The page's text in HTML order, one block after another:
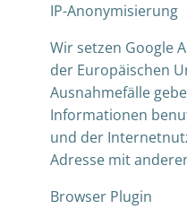
IP-Anonymisierung
Wir setzen Google
der Europäischen
Ausnahmefälle
Informationen
und der
Adresse mit
Browser Plugin